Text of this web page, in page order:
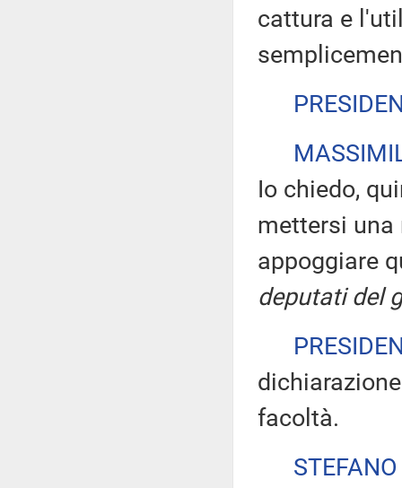
cattura e
Io chiedo,
mettersi una
appoggiare
deputati del
facoltà.